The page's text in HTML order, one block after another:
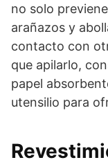
no solo
arañazos y
contacto con
que apilarlo,
papel
utensilio para